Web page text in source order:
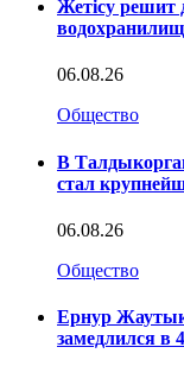
Жетісу решит
06.08.26
Общество
В
стал
06.08.26
Общество
Ернур
замедлился в